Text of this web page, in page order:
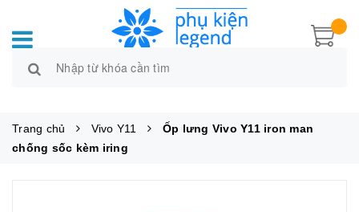
Trang chủ Vivo Y11
Ốp lưng Vivo Y11 iron man
chống sốc kèm iring